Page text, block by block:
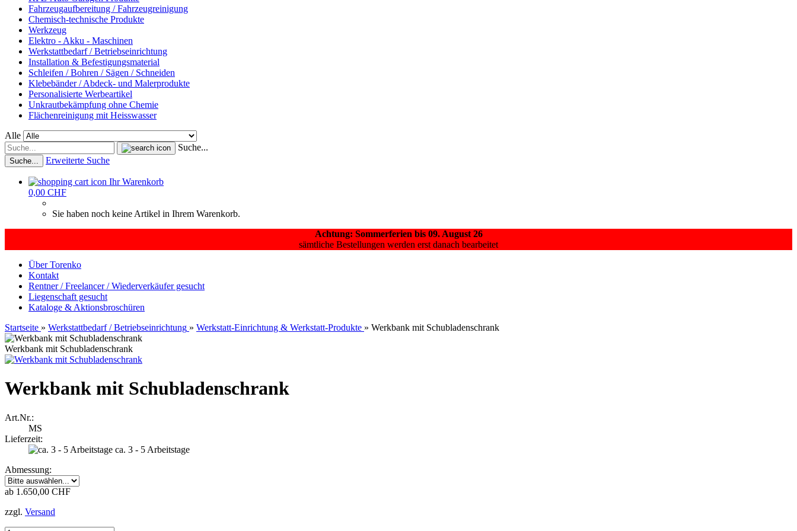
Fahrzeugaufbereitung / Fahrzeugreinigung
Chemisch-technische Produkte
Werkzeug
Elektro - Akku - Maschinen
Werkstattbedarf / Betriebseinrichtung
Installation & Befestigungsmaterial
Schleifen / Bohren / Sägen / Schneiden
Klebebänder / Abdeck- und Malerprodukte
Personalisierte Werbeartikel
Unkrautbekämpfung ohne Chemie
Flächenreinigung mit Heisswasser
Alle
Suche...
Suche... Erweiterte Suche
Ihr Warenkorb
0,00 CHF
Sie haben noch keine Artikel in Ihrem Warenkorb.
Achtung: Sommerferien bis 09. August 26
sämtliche Bestellungen werden erst danach bearbeitet
Über Torenko
Kontakt
Rentner / Freelancer / Wiederverkäufer gesucht
Liegenschaft gesucht
Kataloge & Aktionsbroschüren
Startseite » Werkstattbedarf / Betriebseinrichtung » Werkstatt-Einrichtung & Werkstatt-Produkte » Werkbank mit Schubladenschrank
Werkbank mit Schubladenschrank
Werkbank mit Schubladenschrank
Art.Nr.:
MS
Lieferzeit:
ca. 3 - 5 Arbeitstage
Abmessung:
ab 1.650,00 CHF
zzgl. Versand